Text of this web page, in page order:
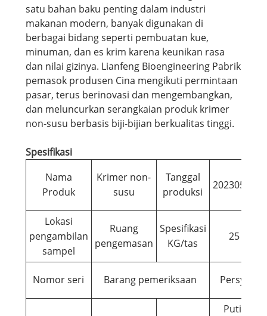
satu bahan baku penting dalam industri
makanan modern, banyak digunakan di
berbagai bidang seperti pembuatan kue,
minuman, dan es krim karena keunikan rasa
dan nilai gizinya. Lianfeng Bioengineering Pabrik
pemasok produsen Cina mengikuti permintaan
pasar, terus berinovasi dan mengembangkan,
dan meluncurkan serangkaian produk krimer
non-susu berbasis biji-bijian berkualitas tinggi.
Spesifikasi
Nama
Produk
Krimer non-
susu
Tanggal
produksi
20230504
Lokasi
pengambilan
sampel
Ruang
pengemasan
Spesifikasi
KG/tas
25
Nomor seri Barang pemeriksaan
Putih